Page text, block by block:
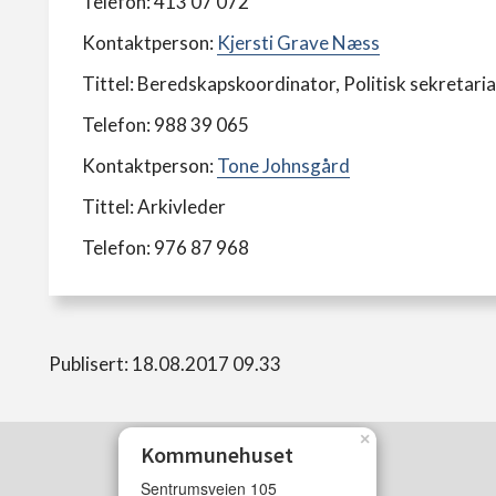
Kontaktperson: Kjersti Grave Næss
Tittel: Beredskapskoordinator, Politisk
Telefon: 988 39 065
Kontaktperson: Tone Johnsgård
Tittel: Arkivleder
Telefon: 976 87 968
Publisert: 18.08.2017 09.33
Kommunehuset
Sentrumsveien 105
×